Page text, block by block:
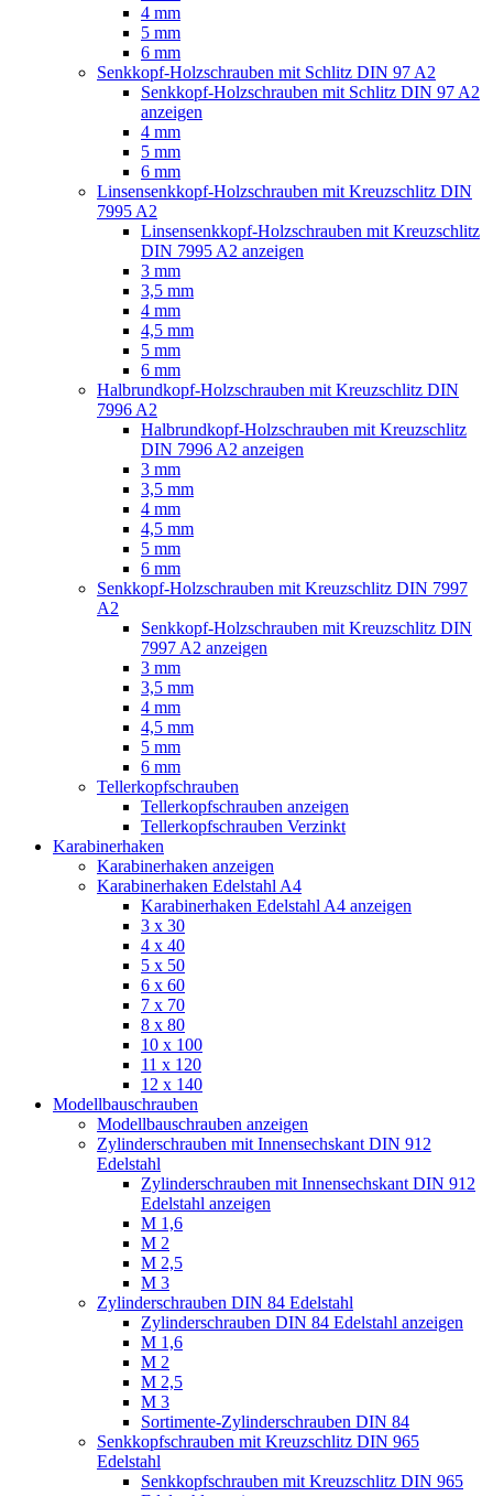
4 mm
5 mm
6 mm
Senkkopf-Holzschrauben mit Schlitz DIN 97 A2
Senkkopf-Holzschrauben mit Schlitz DIN 97 A2
anzeigen
4 mm
5 mm
6 mm
Linsensenkkopf-Holzschrauben mit Kreuzschlitz DIN
7995 A2
Linsensenkkopf-Holzschrauben mit Kreuzschlitz
DIN 7995 A2 anzeigen
3 mm
3,5 mm
4 mm
4,5 mm
5 mm
6 mm
Halbrundkopf-Holzschrauben mit Kreuzschlitz DIN
7996 A2
Halbrundkopf-Holzschrauben mit Kreuzschlitz
DIN 7996 A2 anzeigen
3 mm
3,5 mm
4 mm
4,5 mm
5 mm
6 mm
Senkkopf-Holzschrauben mit Kreuzschlitz DIN 7997
A2
Senkkopf-Holzschrauben mit Kreuzschlitz DIN
7997 A2 anzeigen
3 mm
3,5 mm
4 mm
4,5 mm
5 mm
6 mm
Tellerkopfschrauben
Tellerkopfschrauben anzeigen
Tellerkopfschrauben Verzinkt
Karabinerhaken
Karabinerhaken anzeigen
Karabinerhaken Edelstahl A4
Karabinerhaken Edelstahl A4 anzeigen
3 x 30
4 x 40
5 x 50
6 x 60
7 x 70
8 x 80
10 x 100
11 x 120
12 x 140
Modellbauschrauben
Modellbauschrauben anzeigen
Zylinderschrauben mit Innensechskant DIN 912
Edelstahl
Zylinderschrauben mit Innensechskant DIN 912
Edelstahl anzeigen
M 1,6
M 2
M 2,5
M 3
Zylinderschrauben DIN 84 Edelstahl
Zylinderschrauben DIN 84 Edelstahl anzeigen
M 1,6
M 2
M 2,5
M 3
Sortimente-Zylinderschrauben DIN 84
Senkkopfschrauben mit Kreuzschlitz DIN 965
Edelstahl
Senkkopfschrauben mit Kreuzschlitz DIN 965